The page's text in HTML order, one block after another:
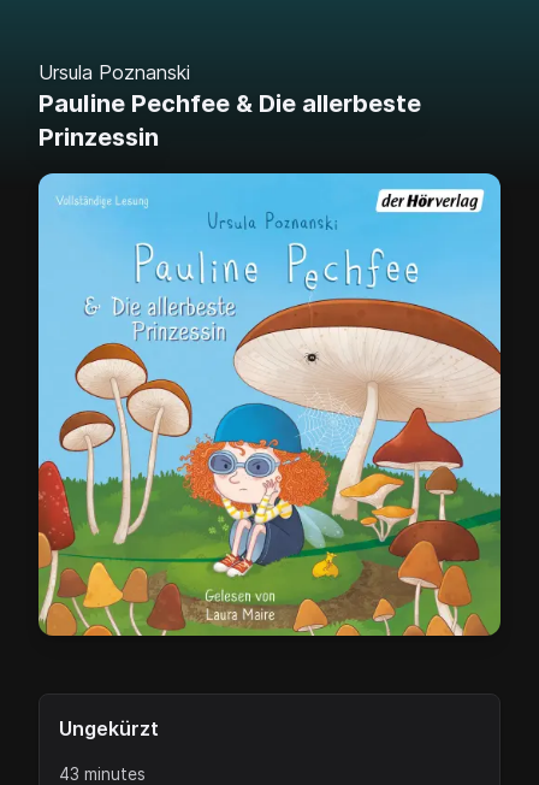
Ursula Poznanski
Pauline Pechfee & Die allerbeste
Prinzessin
Ungekürzt
43 minutes